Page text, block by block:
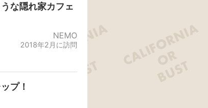
な隠れ家カフェ
NEMO
2018年2月に訪問
プ！